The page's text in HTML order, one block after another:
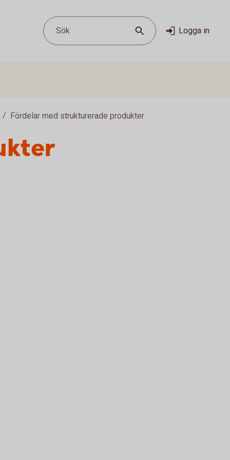
Sök Logga in
Fördelar med strukturerade produkter